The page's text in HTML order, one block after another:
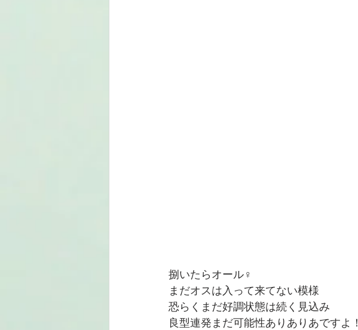
捌いたらオール♀
まだオスは入って来てない模様
恐らくまだ好調状態は続く見込み
良型連発まだ可能性ありありあですよ！